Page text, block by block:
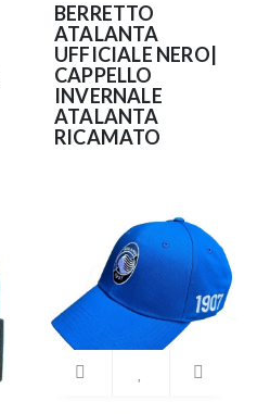
BERRETTO
ATALANTA
UFFICIALE NERO|
CAPPELLO
INVERNALE
ATALANTA
RICAMATO